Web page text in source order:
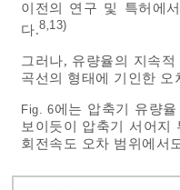
이전의 연구 및 특허에
다.8,13)
그러나, 유량율의 지속
곡선의 형태에 기인한 오
Fig. 6에는 압축기 유량
보이듯이 압축기 서어지
회전속도 오차 범위에서